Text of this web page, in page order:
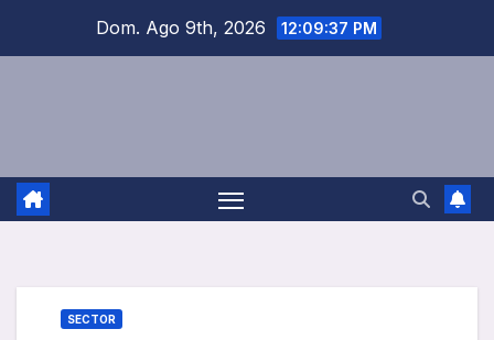
Dom. Ago 9th, 2026 12:09:37 PM
SECTOR